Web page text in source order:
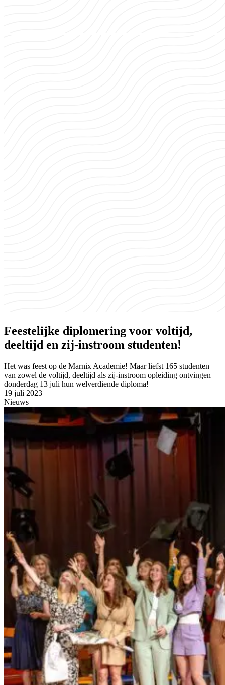
Feestelijke diplomering voor voltijd,
deeltijd en zij-instroom studenten!
Het was feest op de Marnix Academie! Maar liefst 165 studenten
van zowel de voltijd, deeltijd als zij-instroom opleiding ontvingen
donderdag 13 juli hun welverdiende diploma!
19 juli 2023
Nieuws